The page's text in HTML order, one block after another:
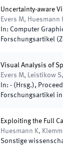
Uncertainty-aware
Evers M, Huesmann
In: Computer
Forschungsartikel
Visual Analysis of
Evers M, Leistikow
In: - ( Hrsg.),
Forschungsartikel
Exploiting the Full
Huesmann K,
Sonstige